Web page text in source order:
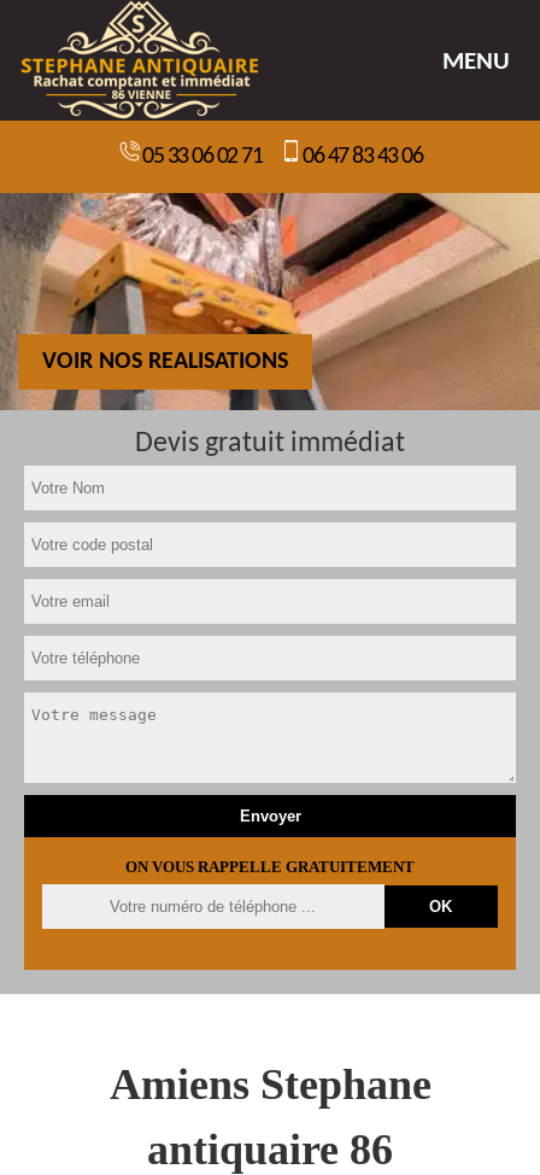
MENU
05 33 06 02 71 06 47 83 43 06
VOIR NOS REALISATIONS
Devis gratuit immédiat
ON VOUS RAPPELLE GRATUITEMENT
Amiens Stephane
antiquaire 86